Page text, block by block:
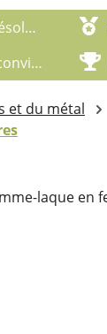
et du métal
d'images